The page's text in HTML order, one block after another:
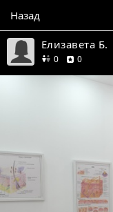
Назад
Елизавета Б.
0друзей
0отзывов